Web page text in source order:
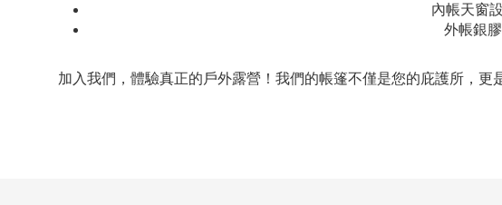
內帳天窗
外帳銀
加入我們，體驗真正的戶外露營！我們的帳篷不僅是您的庇護所，